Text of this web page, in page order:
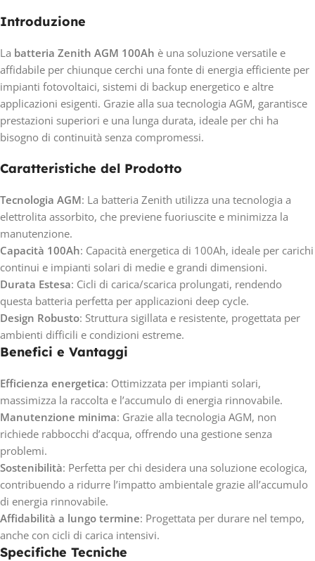
Introduzione
La batteria Zenith AGM 100Ah è una soluzione versatile e
affidabile per chiunque cerchi una fonte di energia efficiente per
impianti fotovoltaici, sistemi di backup energetico e altre
applicazioni esigenti. Grazie alla sua tecnologia AGM, garantisce
prestazioni superiori e una lunga durata, ideale per chi ha
bisogno di continuità senza compromessi.
Caratteristiche del Prodotto
Tecnologia AGM: La batteria Zenith utilizza una tecnologia a
elettrolita assorbito, che previene fuoriuscite e minimizza la
manutenzione.
Capacità 100Ah: Capacità energetica di 100Ah, ideale per carichi
continui e impianti solari di medie e grandi dimensioni.
Durata Estesa: Cicli di carica/scarica prolungati, rendendo
questa batteria perfetta per applicazioni deep cycle.
Design Robusto: Struttura sigillata e resistente, progettata per
ambienti difficili e condizioni estreme.
Benefici e Vantaggi
Efficienza energetica: Ottimizzata per impianti solari,
massimizza la raccolta e l’accumulo di energia rinnovabile.
Manutenzione minima: Grazie alla tecnologia AGM, non
richiede rabbocchi d’acqua, offrendo una gestione senza
problemi.
Sostenibilità: Perfetta per chi desidera una soluzione ecologica,
contribuendo a ridurre l’impatto ambientale grazie all’accumulo
di energia rinnovabile.
Affidabilità a lungo termine: Progettata per durare nel tempo,
anche con cicli di carica intensivi.
Specifiche Tecniche